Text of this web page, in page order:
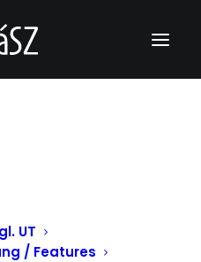
UT
/ Features
05-07 um 09.13.19
05-07 um 09.13.19
05-07 um 09.13.19